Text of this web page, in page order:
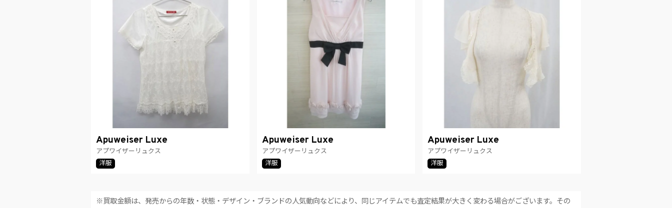
Apuweiser Luxe
アプワイザーリュクス
洋服
Apuweiser Luxe
アプワイザーリュクス
洋服
Apuweiser Luxe
アプワイザーリュクス
洋服
※買取金額は、発売からの年数・状態・デザイン・ブランドの人気動向などにより、同じアイテムでも査定結果が大きく変わる場合がございます。その